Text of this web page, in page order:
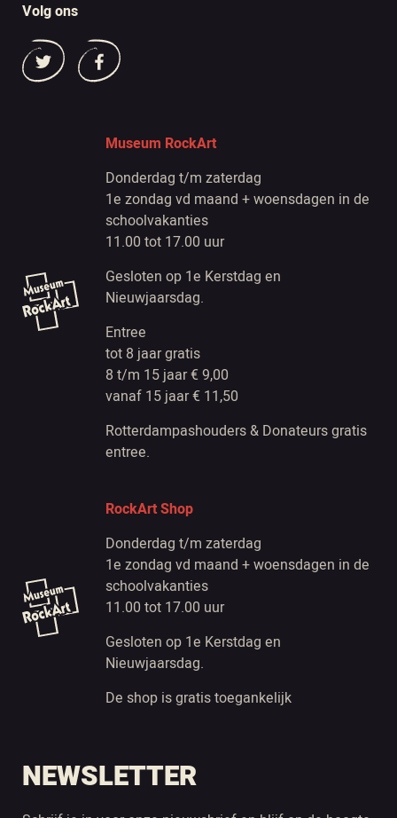
Volg ons
Museum RockArt
Donderdag t/m zaterdag
1e zondag vd maand + woensdagen in de
schoolvakanties
11.00 tot 17.00 uur
Gesloten op 1e Kerstdag en
Nieuwjaarsdag.
Entree
tot 8 jaar gratis
8 t/m 15 jaar € 9,00
vanaf 15 jaar € 11,50
Rotterdampashouders & Donateurs gratis
entree.
RockArt Shop
Donderdag t/m zaterdag
1e zondag vd maand + woensdagen in de
schoolvakanties
11.00 tot 17.00 uur
Gesloten op 1e Kerstdag en
Nieuwjaarsdag.
De shop is gratis toegankelijk
NEWSLETTER